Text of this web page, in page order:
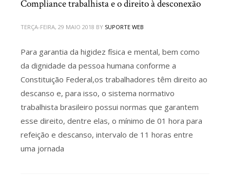
Compliance trabalhista e o direito à desconexão
TERÇA-FEIRA, 29 MAIO 2018 BY SUPORTE WEB
Para garantia da higidez física e mental, bem como
da dignidade da pessoa humana conforme a
Constituição Federal,os trabalhadores têm direito ao
descanso e, para isso, o sistema normativo
trabalhista brasileiro possui normas que garantem
esse direito, dentre elas, o mínimo de 01 hora para
refeição e descanso, intervalo de 11 horas entre
uma jornada